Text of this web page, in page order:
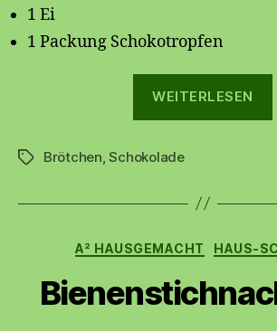
1 Ei
1 Packung Schokotropfen
WEITERLESEN
Schlagwörter
Brötchen ,Schokolade
A² HAUSGEMACHT HAUS-